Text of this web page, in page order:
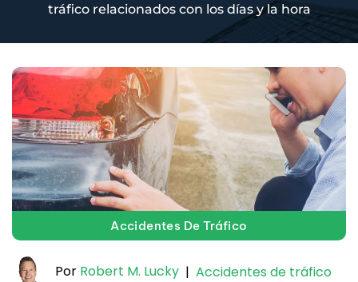
tráfico relacionados con los días y la hora
Accidentes De Tráfico
Por Robert M. Lucky | Accidentes de tráfico